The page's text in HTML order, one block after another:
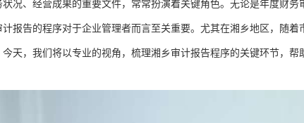
况、经营成果的重要文件，常常扮演着关键角色。无论是年度财务
报告的程序对于企业管理者而言至关重要。尤其在湘乡地区，随着
天，我们将以专业的视角，梳理湘乡审计报告程序的关键环节，帮